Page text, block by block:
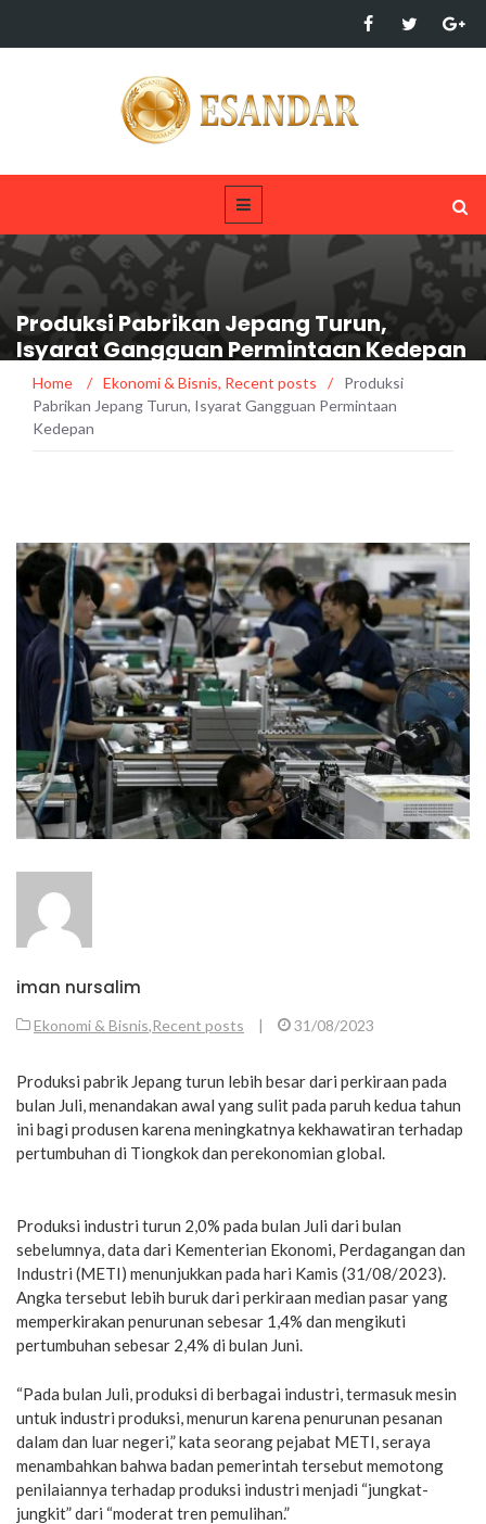
Produksi Pabrikan Jepang Turun,
Isyarat Gangguan Permintaan Kedepan
Home / Ekonomi & Bisnis, Recent posts /
Produksi
Pabrikan Jepang Turun, Isyarat Gangguan Permintaan
Kedepan
iman nursalim
Ekonomi & Bisnis,Recent posts | 31/08/2023
Produksi pabrik Jepang turun lebih besar dari perkiraan pada
bulan Juli, menandakan awal yang sulit pada paruh kedua tahun
ini bagi produsen karena meningkatnya kekhawatiran terhadap
pertumbuhan di Tiongkok dan perekonomian global.
Produksi industri turun 2,0% pada bulan Juli dari bulan
sebelumnya, data dari Kementerian Ekonomi, Perdagangan dan
Industri (METI) menunjukkan pada hari Kamis (31/08/2023).
Angka tersebut lebih buruk dari perkiraan median pasar yang
memperkirakan penurunan sebesar 1,4% dan mengikuti
pertumbuhan sebesar 2,4% di bulan Juni.
“Pada bulan Juli, produksi di berbagai industri, termasuk mesin
untuk industri produksi, menurun karena penurunan pesanan
dalam dan luar negeri,” kata seorang pejabat METI, seraya
menambahkan bahwa badan pemerintah tersebut memotong
penilaiannya terhadap produksi industri menjadi “jungkat-
jungkit” dari “moderat tren pemulihan.”